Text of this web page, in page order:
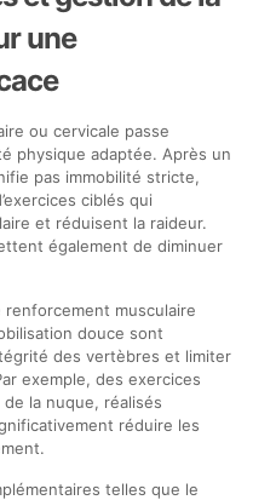
une
ou cervicale passe
physique adaptée. Après un
pas immobilité stricte,
ciblés qui
et réduisent la raideur.
également de diminuer
renforcement musculaire
douce sont
des vertèbres et limiter
exemple, des exercices
la nuque, réalisés
réduire les
telles que le